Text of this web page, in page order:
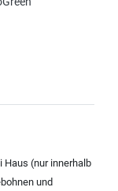
Haus (nur innerhalb
und